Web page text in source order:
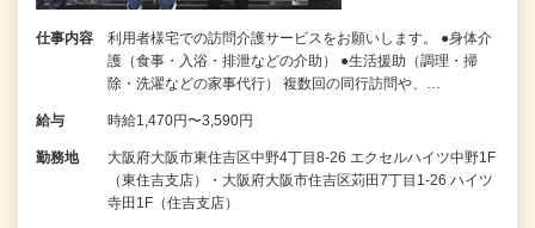
仕事内容
利用者様宅での訪問介護サービスをお願いします。 ●身体介
護（食事・入浴・排泄などの介助） ●生活援助（調理・掃
除・洗濯などの家事代行） 複数回の同行訪問や、…
給与 時給1,470円〜3,590円
勤務地
大阪府大阪市東住吉区中野4丁目8-26 エクセルハイツ中野1F
（東住吉支店）・大阪府大阪市住吉区苅田7丁目1-26 ハイツ
寺田1F（住吉支店）